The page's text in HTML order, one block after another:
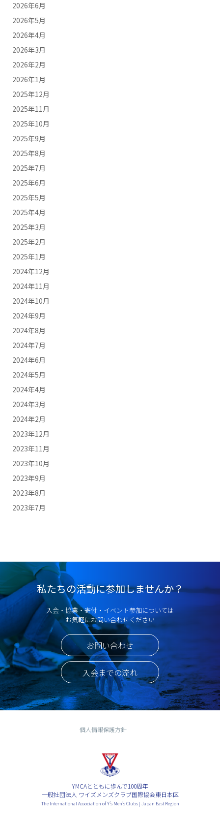
2026年6月
2026年5月
2026年4月
2026年3月
2026年2月
2026年1月
2025年12月
2025年11月
2025年10月
2025年9月
2025年8月
2025年7月
2025年6月
2025年5月
2025年4月
2025年3月
2025年2月
2025年1月
2024年12月
2024年11月
2024年10月
2024年9月
2024年8月
2024年7月
2024年6月
2024年5月
2024年4月
2024年3月
2024年2月
2023年12月
2023年11月
2023年10月
2023年9月
2023年8月
2023年7月
私たちの活動に参加しませんか？
入会・協業・寄付・イベント参加については
お気軽にお問い合わせください
お問い合わせ
入会までの流れ
個人情報保護方針
YMCAとともに歩んで100周年
一般社団法人 ワイズメンズクラブ国際協会東日本区
The International Association of Y’s Men’s Clubs | Japan East Region